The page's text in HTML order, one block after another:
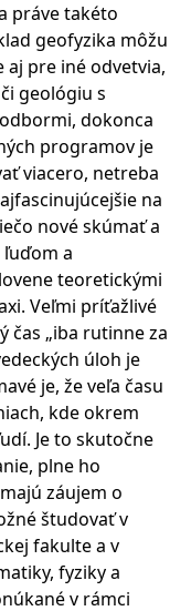
práve takéto
geofyzika môžu
aj pre iné odvetvia,
geológiu s
dokonca
programov je
viacero, netreba
na
nové skúmať a
a
teoretickými
Veľmi príťažlivé
čas „iba rutinne za
úloh je
je, že veľa času
kde okrem
Je to skutočne
plne ho
záujem o
študovať v
fakulte a v
fyziky a
v rámci